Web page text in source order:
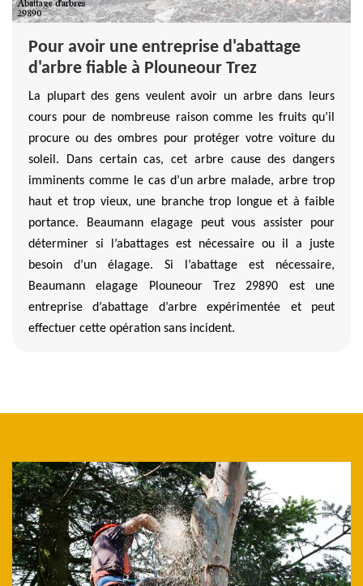
Pour avoir une entreprise d'abattage
d'arbre fiable à Plouneour Trez
La plupart des gens veulent avoir un arbre dans leurs
cours pour de nombreuse raison comme les fruits qu’il
procure ou des ombres pour protéger votre voiture du
soleil. Dans certain cas, cet arbre cause des dangers
imminents comme le cas d’un arbre malade, arbre trop
haut et trop vieux, une branche trop longue et à faible
portance. Beaumann elagage peut vous assister pour
déterminer si l’abattages est nécessaire ou il a juste
besoin d’un élagage. Si l’abattage est nécessaire,
Beaumann elagage Plouneour Trez 29890 est une
entreprise d’abattage d’arbre expérimentée et peut
effectuer cette opération sans incident.